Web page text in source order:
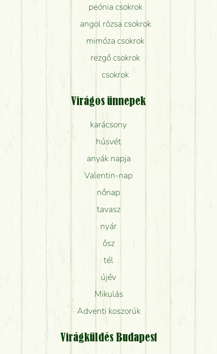
peónia csokrok
angol rózsa csokrok
mimóza csokrok
rezgő csokrok
csokrok
Virágos ünnepek
karácsony
húsvét
anyák napja
Valentin-nap
nőnap
tavasz
nyár
ősz
tél
újév
Mikulás
Adventi koszorúk
Virágküldés Budapest